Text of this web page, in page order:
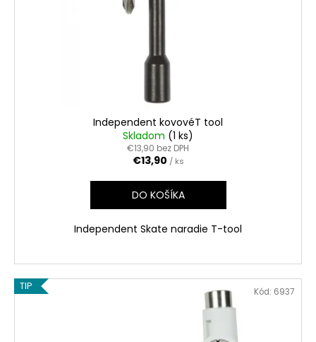
Independent kovovéT tool
Skladom (1 ks)
€13,90 bez DPH
€13,90 / ks
DO KOŠÍKA
Independent Skate naradie T-tool
TIP Kód: 6937